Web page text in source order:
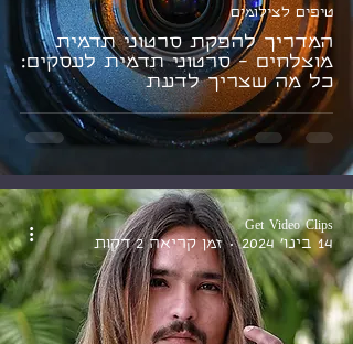
המדריך להפקת סרטוני תדמית
מוצלחים - סרטוני תדמית לעסקים:
כל מה שצריך לדעת
טיפים לצילומים
Get Video Clips
14 בינו׳ 2024
זמן קריאה 2 דקות